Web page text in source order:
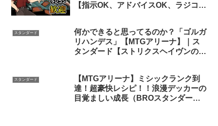
【指示OK、アドバイスOK、ラジコン
スタンダード
何かできると思ってるのか？「ゴルガ
リハンデス」【MTGアリーナ】｜ス
タンダード【ストリクスヘイヴンの秘
スタンダード
【MTGアリーナ】ミシックランク到
達！超豪快レシピ！！浪漫デッカーの
目覚ましい成長（BROスタンダー